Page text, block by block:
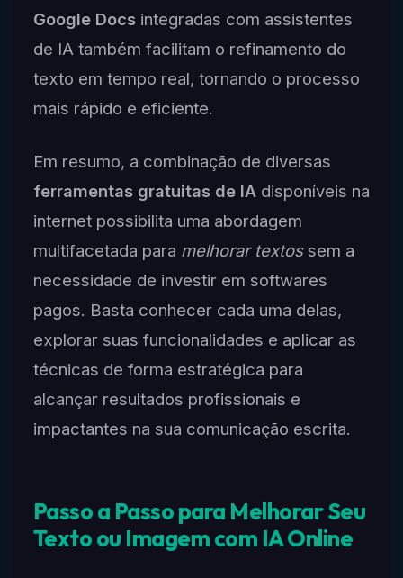
Google Docsintegradas com assistentes
de IA também facilitam o refinamento do
texto em tempo real, tornando o processo
mais rápido e eficiente.
Em resumo, a combinação de diversas
ferramentas gratuitas de IAdisponíveis na
internet possibilita uma abordagem
multifacetada para melhorar textossem a
necessidade de investir em softwares
pagos. Basta conhecer cada uma delas,
explorar suas funcionalidades e aplicar as
técnicas de forma estratégica para
alcançar resultados profissionais e
impactantes na sua comunicação escrita.
Passo a Passo para Melhorar Seu
Texto ou Imagem com IA Online